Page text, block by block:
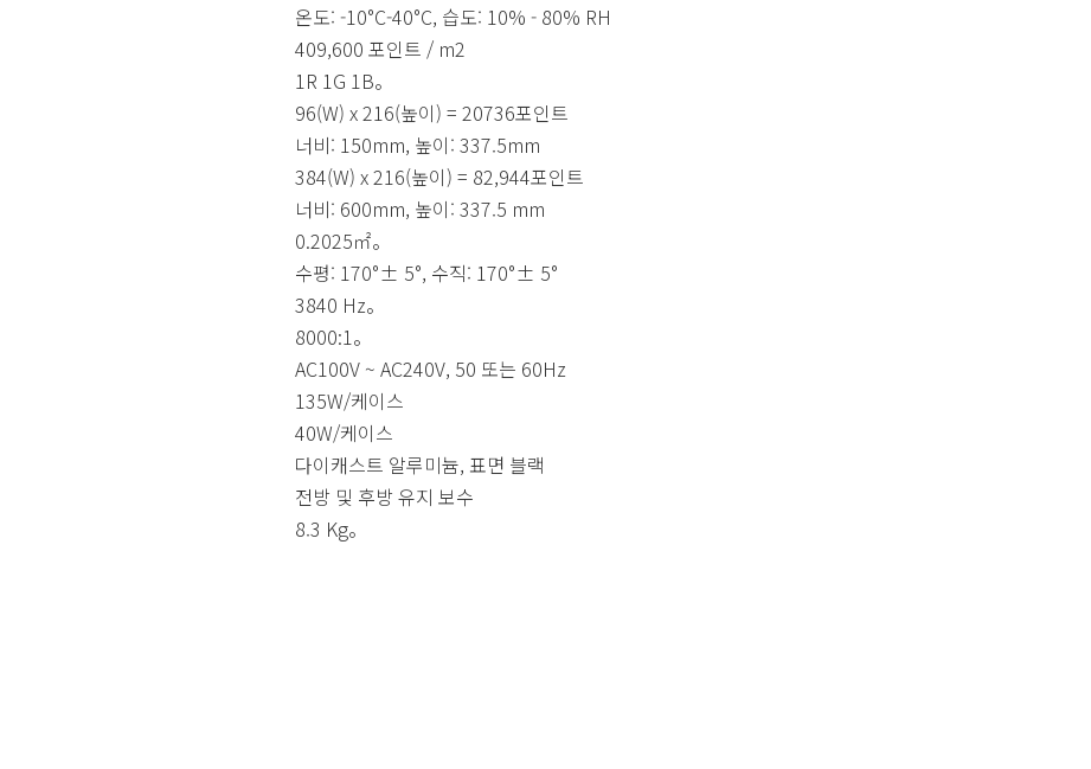
온도: -10°C-40°C, 습도: 10% - 80% RH
409,600 포인트 / m2
1R 1G 1B。
96(W) x 216(높이) = 20736포인트
너비: 150mm, 높이: 337.5mm
384(W) x 216(높이) = 82,944포인트
너비: 600mm, 높이: 337.5 mm
0.2025㎡。
수평: 170°± 5°, 수직: 170°± 5°
3840 Hz。
8000:1。
AC100V ~ AC240V, 50 또는 60Hz
135W/케이스
40W/케이스
다이캐스트 알루미늄, 표면 블랙
전방 및 후방 유지 보수
8.3 Kg。